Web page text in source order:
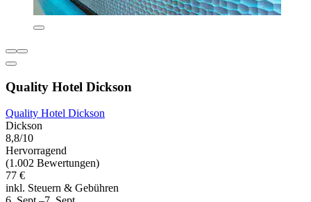
Quality Hotel Dickson
Quality Hotel Dickson
Dickson
8,8/10
Hervorragend
(1.002 Bewertungen)
77 €
inkl. Steuern & Gebühren